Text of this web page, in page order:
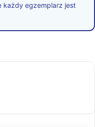
każdy egzemplarz jest